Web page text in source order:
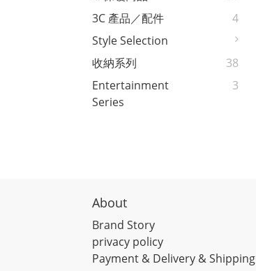
3C 產品／配件
4
Style Selection
收納系列
38
Entertainment
Series
3
About
Brand Story
privacy policy
Payment & Delivery & Shipping